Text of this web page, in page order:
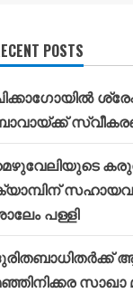
POSTS
പള്ളി
സാഖാ